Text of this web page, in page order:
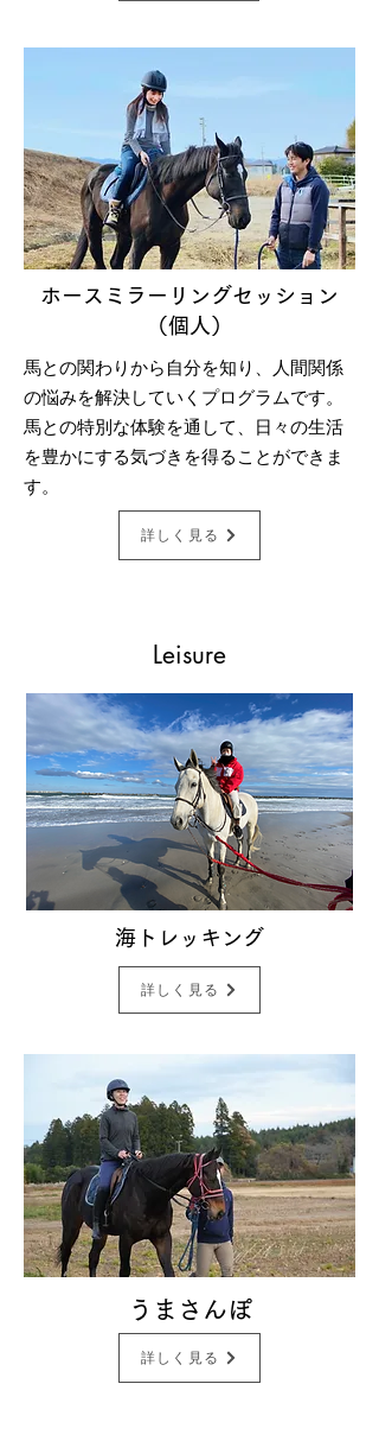
ホースミラーリングセッション
（個人）
馬との関わりから自分を知り、人間関係
の悩みを解決していくプログラムです。
馬との特別な体験を通して、日々の生活
を豊かにする気づきを得ることができま
す。
詳しく見る
Leisure
海トレッキング
詳しく見る
うまさんぽ
詳しく見る